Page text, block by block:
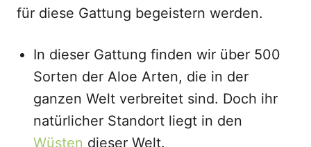
für diese Gattung begeistern werden.
In dieser Gattung finden wir über 500
Sorten der Aloe Arten, die in der
ganzen Welt verbreitet sind. Doch ihr
natürlicher Standort liegt in den
Wüsten dieser Welt.